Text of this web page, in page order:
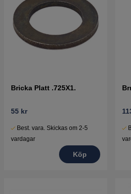
Bricka Platt .725X1.
55 kr
Best. vara. Skickas om 2-5
vardagar
Köp